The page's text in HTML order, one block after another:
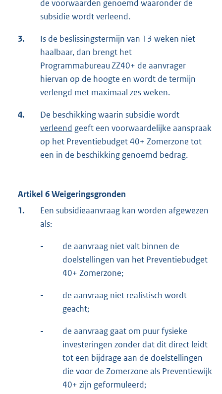
de voorwaarden genoemd waaronder de
subsidie wordt verleend.
3.
Is de beslissingstermijn van 13 weken niet
haalbaar, dan brengt het
Programmabureau ZZ40+ de aanvrager
hiervan op de hoogte en wordt de termijn
verlengd met maximaal zes weken.
4.
De beschikking waarin subsidie wordt
verleend geeft een voorwaardelijke aanspraak
op het Preventiebudget 40+ Zomerzone tot
een in de beschikking genoemd bedrag.
Artikel 6 Weigeringsgronden
1.
Een subsidieaanvraag kan worden afgewezen
als:
-
de aanvraag niet valt binnen de
doelstellingen van het Preventiebudget
40+ Zomerzone;
-
de aanvraag niet realistisch wordt
geacht;
-
de aanvraag gaat om puur fysieke
investeringen zonder dat dit direct leidt
tot een bijdrage aan de doelstellingen
die voor de Zomerzone als Preventiewijk
40+ zijn geformuleerd;